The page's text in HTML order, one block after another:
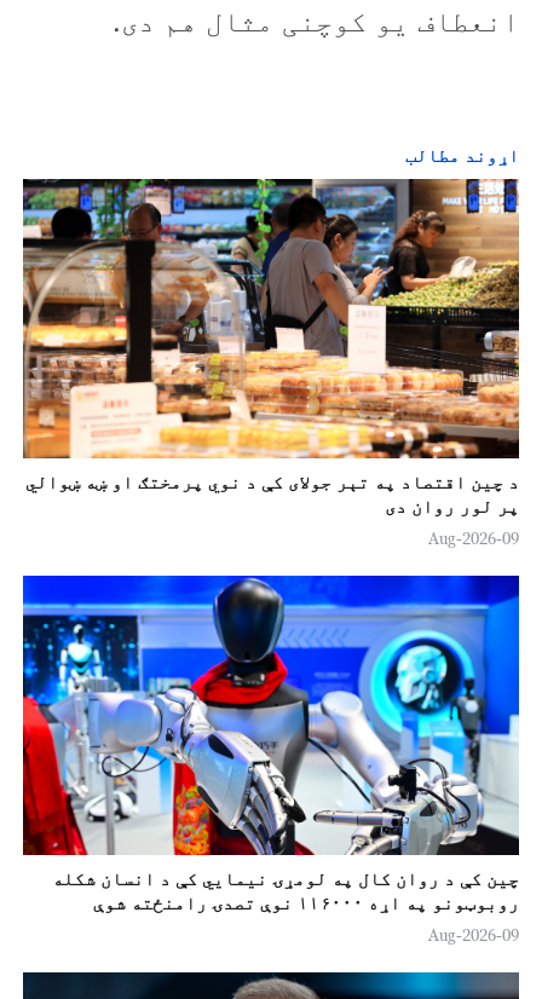
انعطاف یو کوچنی مثال هم دی.
اړوند مطالب
د چين اقتصاد په تېر جولای کې د نوي پرمختګ او ښه ښوالي
پر لور روان دی
09-Aug-2026
چين کې د روان کال په لومړۍ نیمایي کې د انسان شکله
روبوټونو په اړه ۱۱۶۰۰۰ نوې تصدۍ رامنځته شوې
09-Aug-2026